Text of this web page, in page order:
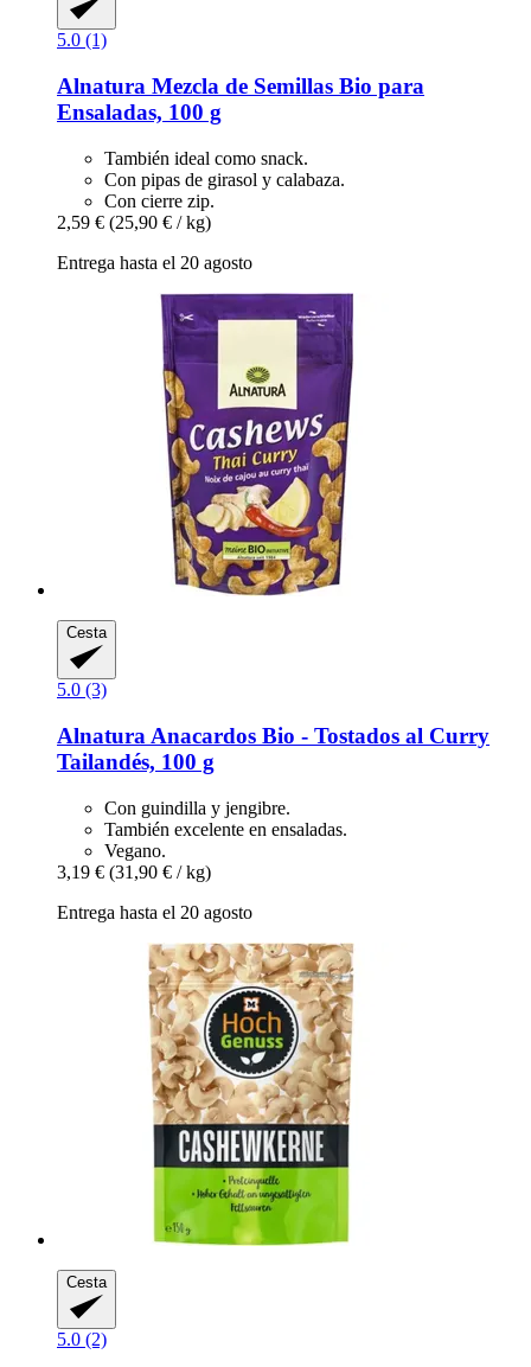
5.0 (1)
Alnatura Mezcla de Semillas Bio para
Ensaladas, 100 g
También ideal como snack.
Con pipas de girasol y calabaza.
Con cierre zip.
2,59 € (25,90 € / kg)
Entrega hasta el 20 agosto
Cesta
5.0 (3)
Alnatura Anacardos Bio -​ Tostados al Curry
Tailandés, 100 g
Con guindilla y jengibre.
También excelente en ensaladas.
Vegano.
3,19 € (31,90 € / kg)
Entrega hasta el 20 agosto
Cesta
5.0 (2)